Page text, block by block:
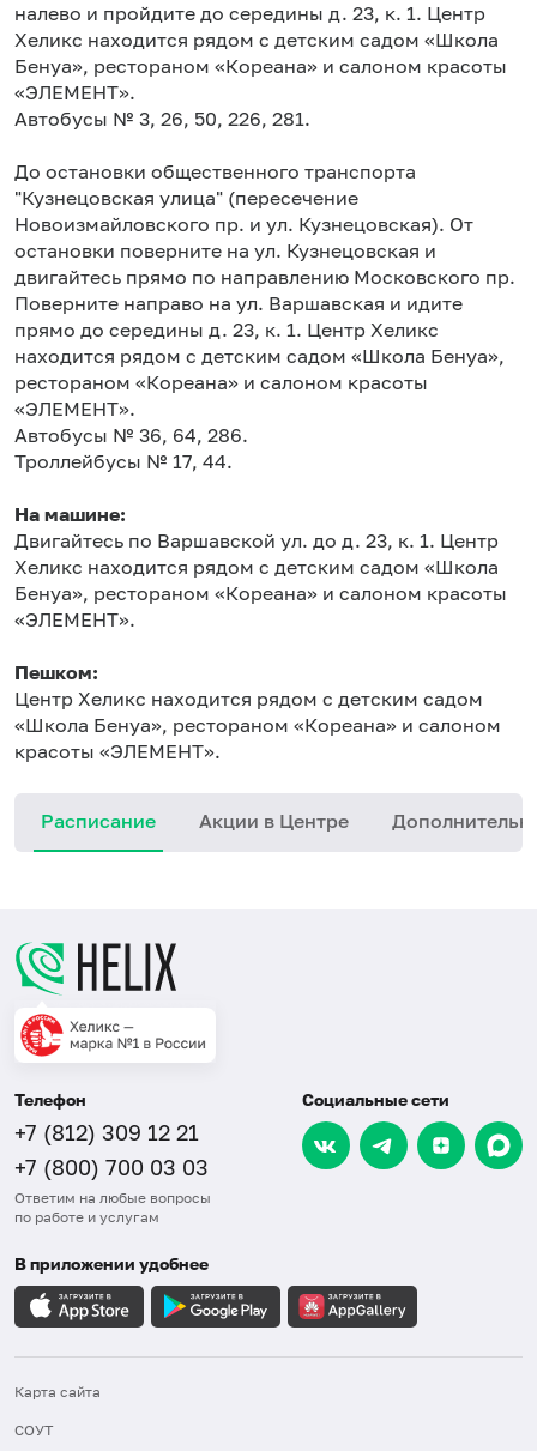
налево и пройдите до середины д. 23, к. 1. Центр
Хеликс находится рядом с детским садом «Школа
Бенуа», рестораном «Кореана» и салоном красоты
«ЭЛЕМЕНТ».
Автобусы № 3, 26, 50, 226, 281.
До остановки общественного транспорта
"Кузнецовская улица" (пересечение
Новоизмайловского пр. и ул. Кузнецовская). От
остановки поверните на ул. Кузнецовская и
двигайтесь прямо по направлению Московского пр.
Поверните направо на ул. Варшавская и идите
прямо до середины д. 23, к. 1. Центр Хеликс
находится рядом с детским садом «Школа Бенуа»,
рестораном «Кореана» и салоном красоты
«ЭЛЕМЕНТ».
Автобусы № 36, 64, 286.
Троллейбусы № 17, 44.
На машине:
Двигайтесь по Варшавской ул. до д. 23, к. 1. Центр
Хеликс находится рядом с детским садом «Школа
Бенуа», рестораном «Кореана» и салоном красоты
«ЭЛЕМЕНТ».
Пешком:
Центр Хеликс находится рядом с детским садом
«Школа Бенуа», рестораном «Кореана» и салоном
красоты «ЭЛЕМЕНТ».
Расписание Акции в Центре
Телефон
+7 (812) 309 12 21
+7 (800) 700 03 03
Ответим на любые вопросы
по работе и услугам
Социальные сети
В приложении удобнее
Карта сайта
СОУТ